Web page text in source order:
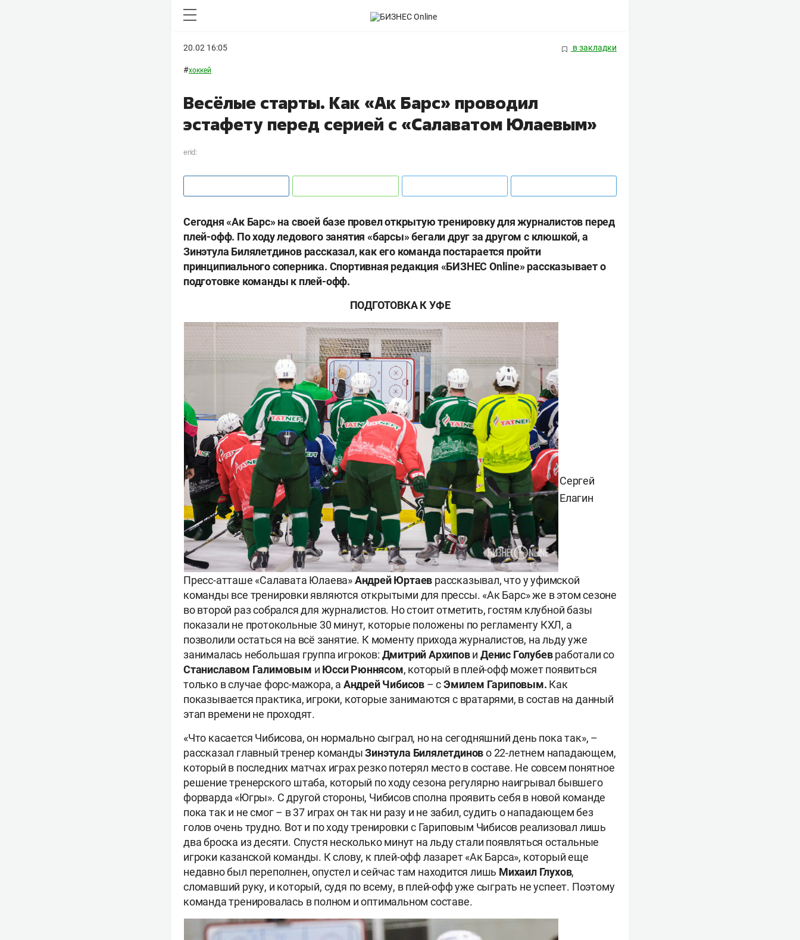
20.02 16:05 в закладки
#хоккей
Весёлые старты. Как «Ак Барс» проводил
эстафету перед серией с «Салаватом Юлаевым»
erid:
Сегодня «Ак Барс» на своей базе провел открытую тренировку для журналистов перед
плей-офф. По ходу ледового занятия «барсы» бегали друг за другом с клюшкой, а
Зинэтула Билялетдинов рассказал, как его команда постарается пройти
принципиального соперника. Спортивная редакция «БИЗНЕС Online» рассказывает о
подготовке команды к плей-офф.
ПОДГОТОВКА К УФЕ
Сергей
Елагин
Пресс-атташе «Салавата Юлаева»Андрей Юртаев рассказывал, что у уфимской
команды все тренировки являются открытыми для прессы. «Ак Барс» же в этом сезоне
во второй раз собрался для журналистов. Но стоит отметить, гостям клубной базы
показали не протокольные 30 минут, которые положены по регламенту КХЛ, а
позволили остаться на всё занятие. К моменту прихода журналистов, на льду уже
занималась небольшая группа игроков: Дмитрий АрхиповиДенис Голубевработали со
Станиславом Галимовым и Юсси Рюннясом, который в плей-офф может появиться
только в случае форс-мажора, а Андрей Чибисов – сЭмилем Гариповым. Как
показывается практика, игроки, которые занимаются с вратарями, в состав на данный
этап времени не проходят.
«Что касается Чибисова, он нормально сыграл, но на сегодняшний день пока так», –
рассказал главный тренер командыЗинэтула Билялетдиново 22-летнем нападающем,
который в последних матчах играх резко потерял место в составе. Не совсем понятное
решение тренерского штаба, который по ходу сезона регулярно наигрывал бывшего
форварда «Югры». С другой стороны, Чибисов сполна проявить себя в новой команде
пока так и не смог – в 37 играх он так ни разу и не забил, судить о нападающем без
голов очень трудно. Вот и по ходу тренировки с Гариповым Чибисов реализовал лишь
два броска из десяти. Спустя несколько минут на льду стали появляться остальные
игроки казанской команды. К слову, к плей-офф лазарет «Ак Барса», который еще
недавно был переполнен, опустел и сейчас там находится лишь Михаил Глухов,
сломавший руку, и который, судя по всему, в плей-офф уже сыграть не успеет. Поэтому
команда тренировалась в полном и оптимальном составе.